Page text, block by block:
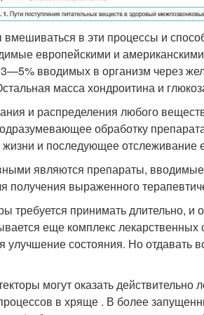
в эти процессы и
европейскими и
3—5% вводимых в организм через
масса хондроитина и
и распределения любого
обработку
и последующее отслеживание
являются препараты,
получения выраженного
требуется принимать длительно, и
еще комплекс лекарственных
улучшение состояния. Но
могут оказать действительно
в хряще . В более